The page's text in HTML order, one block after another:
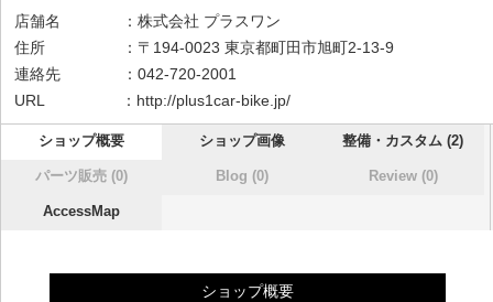
店舗名 ：株式会社 プラスワン
住所 ：〒194-0023 東京都町田市旭町2-13-9
連絡先 ：042-720-2001
URL ： http://plus1car-bike.jp/
ショップ概要 ショップ画像 整備・カスタム (2)
パーツ販売 (0) Blog (0) Review (0)
AccessMap
ショップ概要